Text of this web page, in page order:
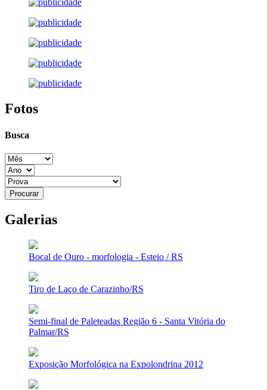
Fotos
Busca
Galerias
Bocal de Ouro - morfologia - Esteio / RS
Tiro de Laço de Carazinho/RS
Semi-final de Paleteadas Região 6 - Santa Vitória do
Palmar/RS
Exposição Morfológica na Expolondrina 2012